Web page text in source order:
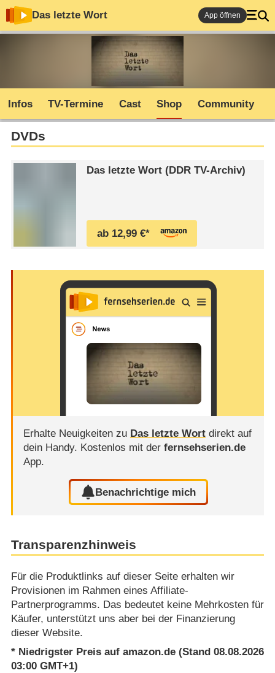
Das letzte Wort App öffnen
Infos TV-Termine Cast Shop Community
DVDs
Das letzte Wort (DDR TV-Archiv)
ab 12,99 €*
Erhalte Neuigkeiten zu Das letzte Wortdirekt auf
dein Handy. Kostenlos mit der fernsehserien.de
App.
Benachrichtige mich
Transparenzhinweis
Für die Produktlinks auf dieser Seite erhalten wir
Provisionen im Rahmen eines Affiliate-
Partnerprogramms. Das bedeutet keine Mehrkosten für
Käufer, unterstützt uns aber bei der Finanzierung
dieser Website.
* Niedrigster Preis auf amazon.de (Stand 08.08.2026
03:00 GMT+1)